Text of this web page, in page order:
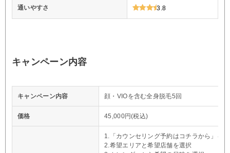
通いやすさ 3.8
キャンペーン内容
キャンペーン内容 顔・VIOを含む全身脱毛5回
価格 45,000円(税込)
1.「カウンセリング予約はコチラから」を
2.希望エリアと希望店舗を選択